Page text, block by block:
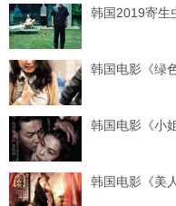
韩国2019寄生
韩国电影《绿
韩国电影《小
韩国电影《美